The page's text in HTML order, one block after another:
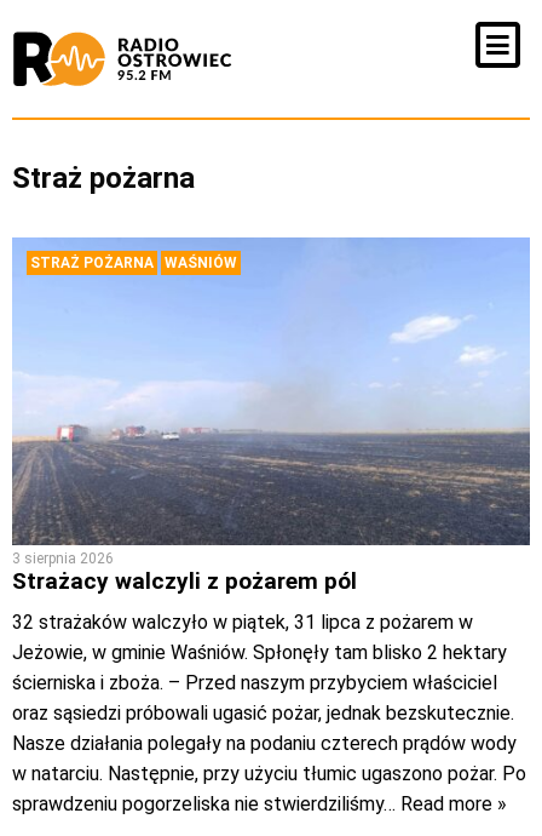
Straż pożarna
STRAŻ POŻARNA WAŚNIÓW
3 sierpnia 2026
Strażacy walczyli z pożarem pól
32 strażaków walczyło w piątek, 31 lipca z pożarem w
Jeżowie, w gminie Waśniów. Spłonęły tam blisko 2 hektary
ścierniska i zboża. – Przed naszym przybyciem właściciel
oraz sąsiedzi próbowali ugasić pożar, jednak bezskutecznie.
Nasze działania polegały na podaniu czterech prądów wody
w natarciu. Następnie, przy użyciu tłumic ugaszono pożar. Po
sprawdzeniu pogorzeliska nie stwierdziliśmy… Read more »